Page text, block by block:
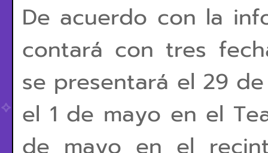
De acuerdo con la
contará con tres
se presentará el 29
el 1 de mayo en el
de mayo en el